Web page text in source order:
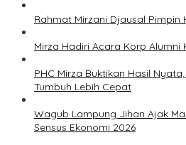
Rahmat Mirzani Djausal Pimpin
Mirza Hadiri Acara Korp Alumni
PHC Mirza Buktikan Hasil
Tumbuh Lebih Cepat
Wagub Lampung Jihan Ajak
Sensus Ekonomi 2026